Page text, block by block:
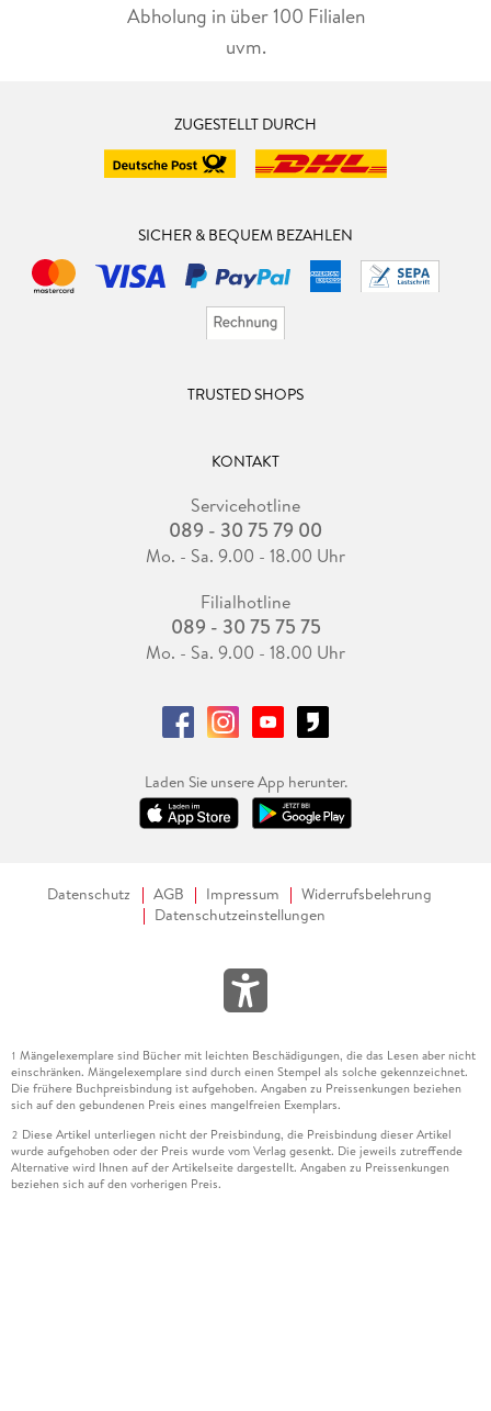
Abholung in über 100 Filialen
uvm.
ZUGESTELLT DURCH
SICHER & BEQUEM BEZAHLEN
TRUSTED SHOPS
KONTAKT
Servicehotline
089 - 30 75 79 00
Mo. - Sa. 9.00 - 18.00 Uhr
Filialhotline
089 - 30 75 75 75
Mo. - Sa. 9.00 - 18.00 Uhr
Laden Sie unsere App herunter.
Datenschutz AGB Impressum
Widerrufsbelehrung
Datenschutzeinstellungen
1 Mängelexemplare sind Bücher mit leichten Beschädigungen, die das Lesen aber nicht
einschränken. Mängelexemplare sind durch einen Stempel als solche gekennzeichnet.
Die frühere Buchpreisbindung ist aufgehoben. Angaben zu Preissenkungen beziehen
sich auf den gebundenen Preis eines mangelfreien Exemplars.
2 Diese Artikel unterliegen nicht der Preisbindung, die Preisbindung dieser Artikel
wurde aufgehoben oder der Preis wurde vom Verlag gesenkt. Die jeweils zutreffende
Alternative wird Ihnen auf der Artikelseite dargestellt. Angaben zu Preissenkungen
beziehen sich auf den vorherigen Preis.